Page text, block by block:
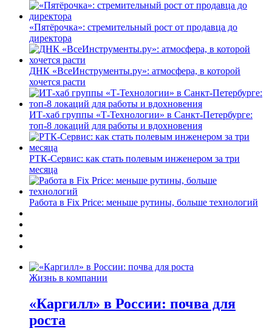
«Пятёрочка»: стремительный рост от продавца до
директора
ДНК «ВсеИнструменты.ру»: атмосфера, в которой
хочется расти
ИТ-хаб группы «Т-Технологии» в Санкт-Петербурге:
топ-8 локаций для работы и вдохновения
РТК-Сервис: как стать полевым инженером за три
месяца
Работа в Fix Price: меньше рутины, больше технологий
Жизнь в компании
«Каргилл» в России: почва для
роста